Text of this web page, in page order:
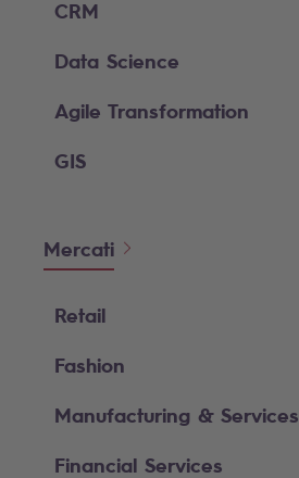
CRM
Data Science
Agile Transformation
GIS
Mercati
Retail
Fashion
Manufacturing & Services
Financial Services